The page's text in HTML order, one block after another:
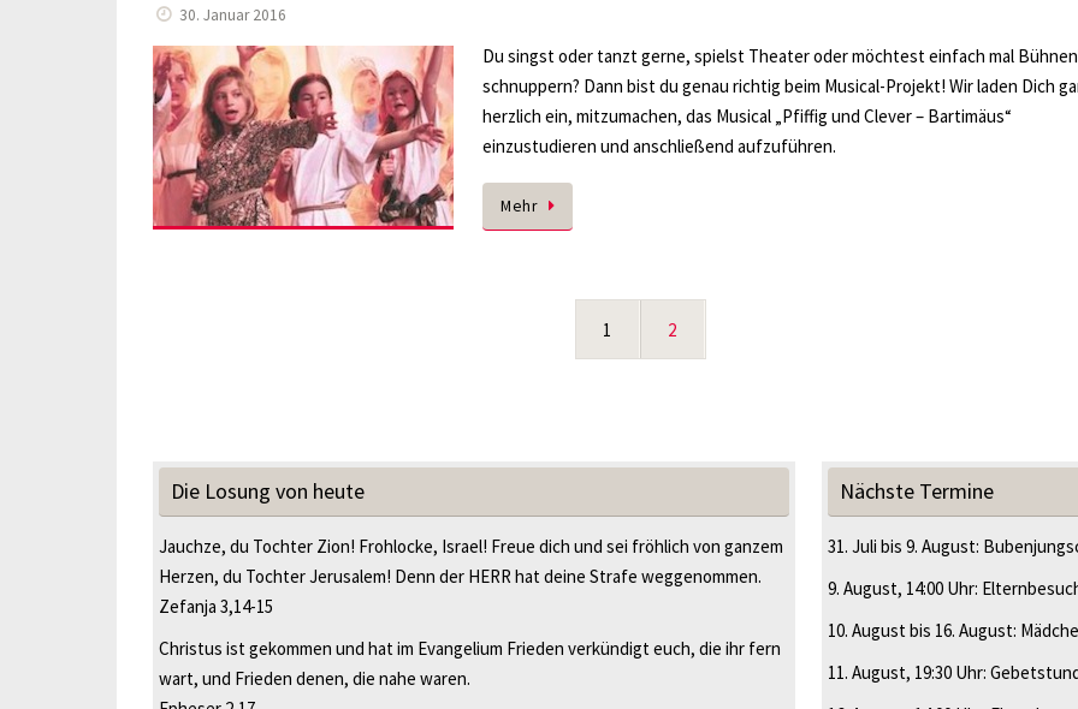
30. Januar 2016
Du singst oder tanzt gerne, spielst Theater oder möchtest einfach mal
schnuppern? Dann bist du genau richtig beim Musical-Projekt! Wir laden Dich
herzlich ein, mitzumachen, das Musical „Pfiffig und Clever – Bartimäus“
einzustudieren und anschließend aufzuführen.
Mehr
1 2
Die Losung von heute
Jauchze, du Tochter Zion! Frohlocke, Israel! Freue dich und sei fröhlich von ganzem
Herzen, du Tochter Jerusalem! Denn der HERR hat deine Strafe weggenommen.
Zefanja 3,14-15
Christus ist gekommen und hat im Evangelium Frieden verkündigt euch, die ihr fern
wart, und Frieden denen, die nahe waren.
Nächste Termine
31. Juli bis 9. August:
9. August, 14:00 Uhr:
10. Augustbis 16. August:
11. August, 19:30 Uhr: